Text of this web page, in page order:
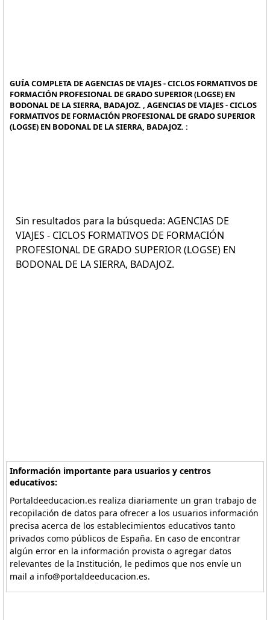
GUÍA COMPLETA DE AGENCIAS DE VIAJES - CICLOS FORMATIVOS DE
FORMACIÓN PROFESIONAL DE GRADO SUPERIOR (LOGSE) EN
BODONAL DE LA SIERRA, BADAJOZ. , AGENCIAS DE VIAJES - CICLOS
FORMATIVOS DE FORMACIÓN PROFESIONAL DE GRADO SUPERIOR
(LOGSE) EN BODONAL DE LA SIERRA, BADAJOZ. :
Sin resultados para la búsqueda: AGENCIAS DE
VIAJES - CICLOS FORMATIVOS DE FORMACIÓN
PROFESIONAL DE GRADO SUPERIOR (LOGSE) EN
BODONAL DE LA SIERRA, BADAJOZ.
Información importante para usuarios y centros
educativos:
Portaldeeducacion.es realiza diariamente un gran trabajo de
recopilación de datos para ofrecer a los usuarios información
precisa acerca de los establecimientos educativos tanto
privados como públicos de España. En caso de encontrar
algún error en la información provista o agregar datos
relevantes de la Institución, le pedimos que nos envíe un
mail a info@portaldeeducacion.es.